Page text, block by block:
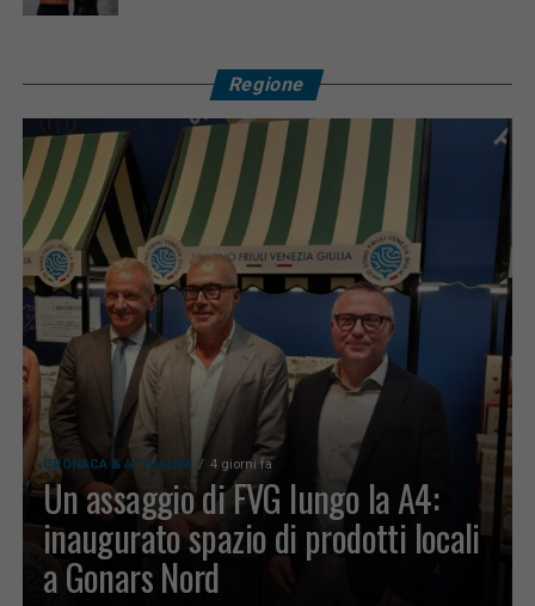
Regione
CRONACA & ATTUALITÀ 4 giorni fa
Un assaggio di FVG lungo la A4:
inaugurato spazio di prodotti locali
a Gonars Nord